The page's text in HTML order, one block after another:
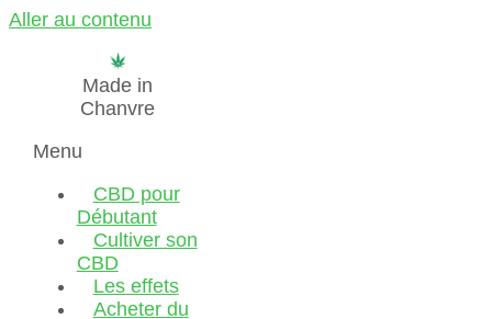
Aller au contenu
Made in
Chanvre
Menu
CBD pour
Débutant
Cultiver son
CBD
Les effets
Acheter du